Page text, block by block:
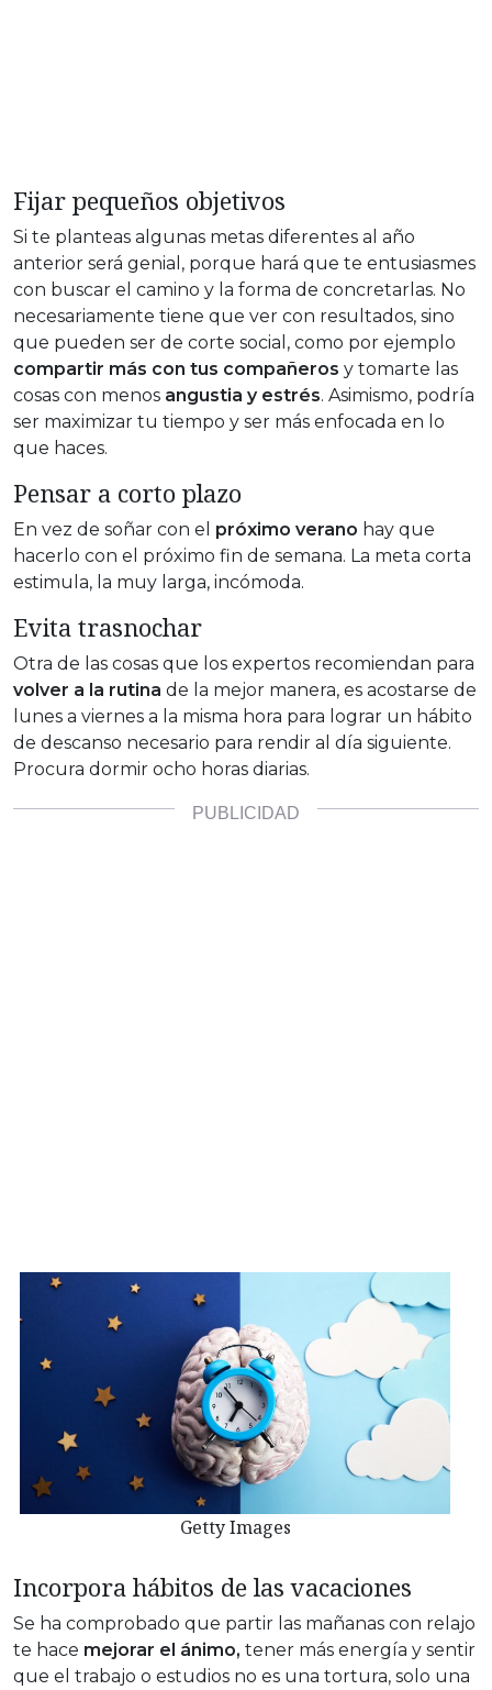
Fijar pequeños objetivos
Si te planteas algunas metas diferentes al año
anterior será genial, porque hará que te entusiasmes
con buscar el camino y la forma de concretarlas. No
necesariamente tiene que ver con resultados, sino
que pueden ser de corte social, como por ejemplo
compartir más con tus compañeros y tomarte las
cosas con menos angustia y estrés. Asimismo, podría
ser maximizar tu tiempo y ser más enfocada en lo
que haces.
Pensar a corto plazo
En vez de soñar con el próximo verano hay que
hacerlo con el próximo fin de semana. La meta corta
estimula, la muy larga, incómoda.
Evita trasnochar
Otra de las cosas que los expertos recomiendan para
volver a la rutina de la mejor manera, es acostarse de
lunes a viernes a la misma hora para lograr un hábito
de descanso necesario para rendir al día siguiente.
Procura dormir ocho horas diarias.
Getty Images
Incorpora hábitos de las vacaciones
Se ha comprobado que partir las mañanas con relajo
te hace mejorar el ánimo, tener más energía y sentir
que el trabajo o estudios no es una tortura, solo una